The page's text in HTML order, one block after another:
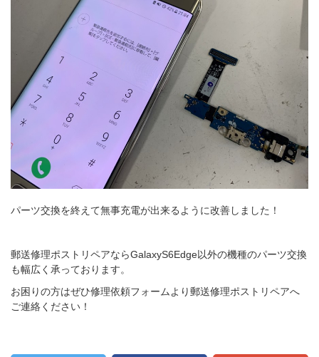
パーツ交換を終えて無事充電が出来るように改善しました！
郵送修理ポストリペアならGalaxyS6Edge以外の機種のパーツ交換
も幅広く承っております。
お困りの方はぜひ修理依頼フォーム より郵送修理ポストリペアへ
ご連絡ください！